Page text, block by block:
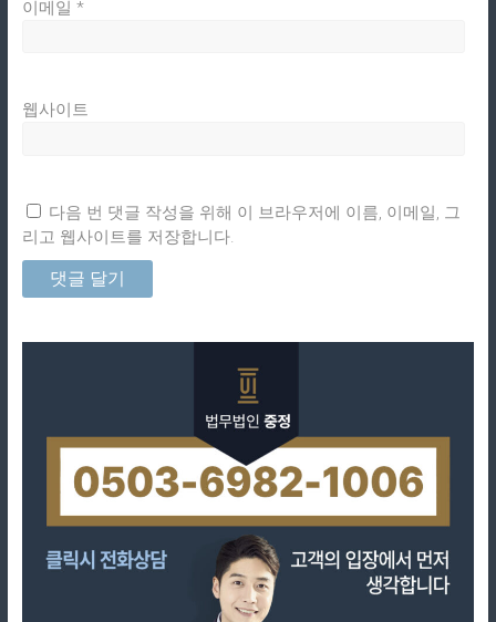
이메일 *
웹사이트
다음 번 댓글 작성을 위해 이 브라우저에 이름, 이메일, 그
리고 웹사이트를 저장합니다.